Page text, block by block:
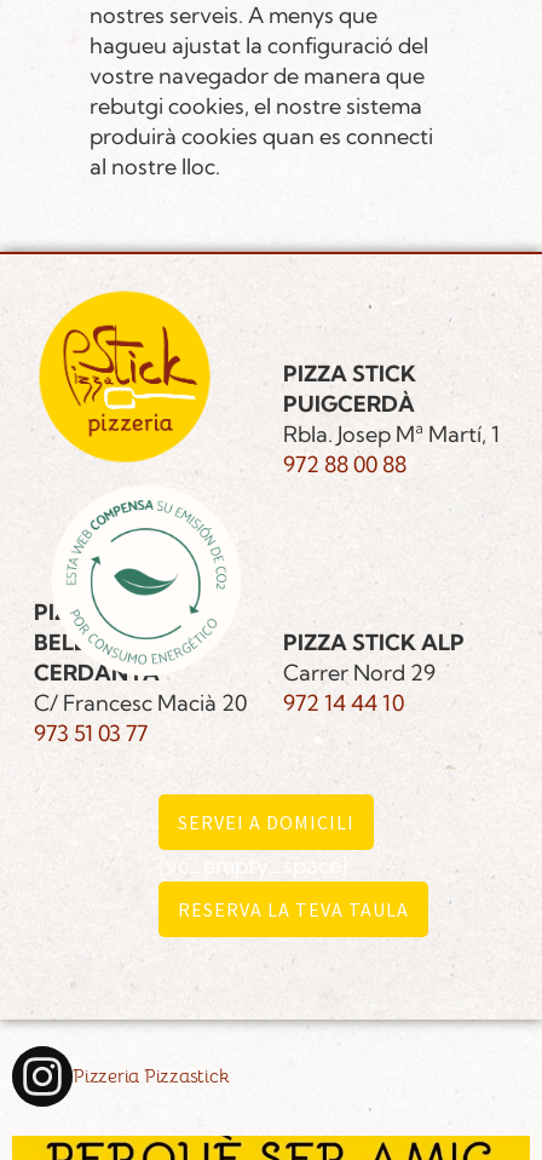
nostres serveis. A menys que
hagueu ajustat la configuració del
vostre navegador de manera que
rebutgi cookies, el nostre sistema
produirà cookies quan es connecti
al nostre lloc.
PIZZA STICK
PUIGCERDÀ
Rbla. Josep Mª Martí, 1
972 88 00 88
PIZZA STICK
BELLVER DE
CERDANYA
C/ Francesc Macià 20
973 51 03 77
PIZZA STICK ALP
Carrer Nord 29
972 14 44 10
SERVEI A DOMICILI
[vc_empty_space]
RESERVA LA TEVA TAULA
Pizzeria Pizzastick